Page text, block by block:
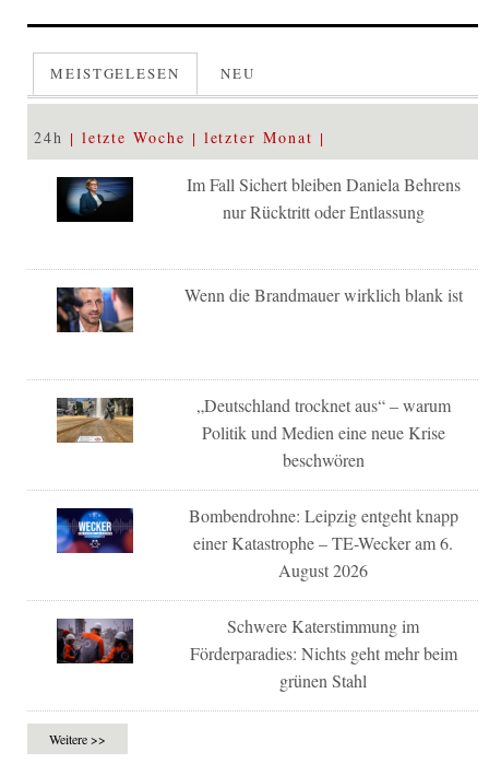
MEISTGELESEN NEU
24h letzte Woche letzter Monat
Im Fall Sichert bleiben Daniela Behrens
nur Rücktritt oder Entlassung
Wenn die Brandmauer wirklich blank ist
„Deutschland trocknet aus“ – warum
Politik und Medien eine neue Krise
beschwören
Bombendrohne: Leipzig entgeht knapp
einer Katastrophe – TE-Wecker am 6.
August 2026
Schwere Katerstimmung im
Förderparadies: Nichts geht mehr beim
grünen Stahl
Weitere >>